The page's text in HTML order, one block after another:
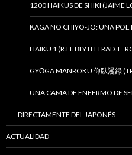
1200 HAIKUS DE SHIKI (JAIME
KAGA NO CHIYO-JO: UNA
HAIKU 1 (R.H. BLYTH TRAD. E.
GYŌGA MANROKU 仰臥漫録
UNA CAMA DE ENFERMO DE
DIRECTAMENTE DEL JAPONÉS
ACTUALIDAD